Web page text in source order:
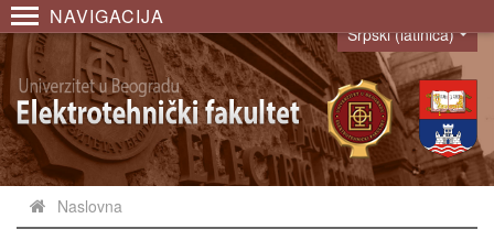
NAVIGACIJA
Language
Srpski (latinica)
Naslovna